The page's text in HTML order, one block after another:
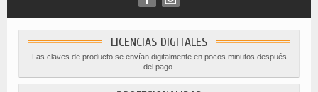
LICENCIAS DIGITALES
Las claves de producto se envían digitalmente en pocos minutos después
del pago.